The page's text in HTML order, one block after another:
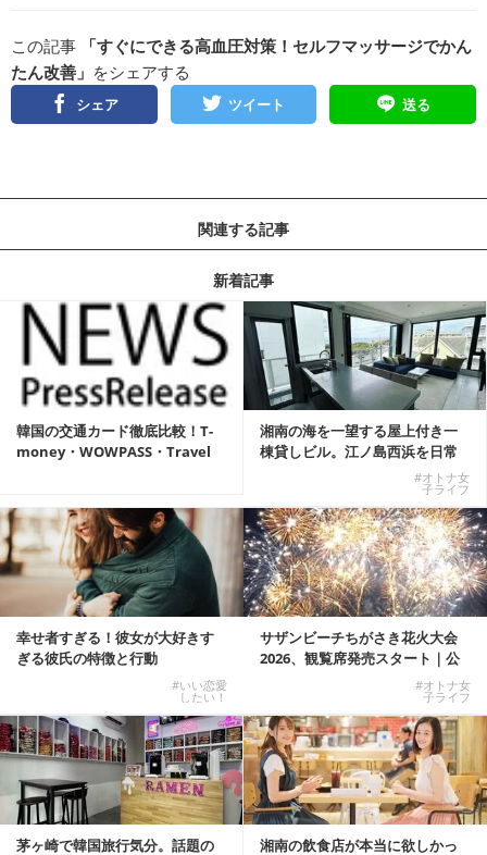
この記事
「すぐにできる高血圧対策！セルフマッサージでかん
たん改善」 をシェアする
シェア ツイート 送る
関連する記事
新着記事
韓国の交通カード徹底比較！T-
money・WOWPASS・Travel
湘南の海を一望する屋上付き一
棟貸しビル。江ノ島西浜を日常
#オトナ女
子ライフ
幸せ者すぎる！彼女が大好きす
ぎる彼氏の特徴と行動
#いい恋愛
したい！
サザンビーチちがさき花火大会
2026、観覧席発売スタート｜公
#オトナ女
子ライフ
茅ヶ崎で韓国旅行気分。話題の
湘南の飲食店が本当に欲しかっ